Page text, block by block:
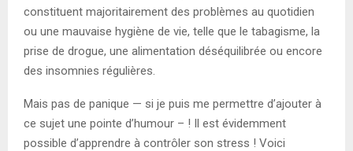
constituent majoritairement des problèmes au quotidien
ou une mauvaise hygiène de vie, telle que le tabagisme, la
prise de drogue, une alimentation déséquilibrée ou encore
des insomnies régulières.
Mais pas de panique — si je puis me permettre d’ajouter à
ce sujet une pointe d’humour – ! Il est évidemment
possible d’apprendre à contrôler son stress ! Voici